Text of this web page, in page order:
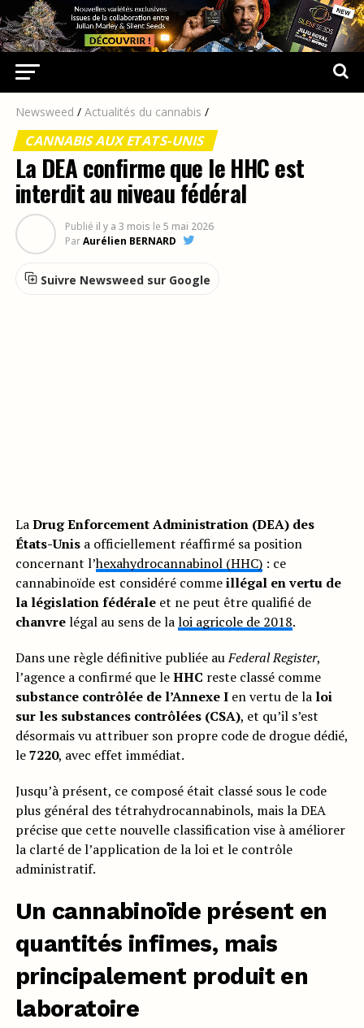
Newsweed / Actualités du cannabis /
CANNABIS AUX ETATS-UNIS
La DEA confirme que le HHC est
interdit au niveau fédéral
Publié il y a 3 mois le 5 mai 2026
ParAurélien BERNARD
Suivre Newsweed sur Google
LaDrug Enforcement Administration (DEA) des
États-Unisa officiellement réaffirmé sa position
concernant l’hexahydrocannabinol (HHC): ce
cannabinoïde est considéré commeillégal en vertu de
la législation fédéraleet ne peut être qualifié de
chanvrelégal au sens de laloi agricole de 2018.
Dans une règle définitive publiée auFederal Register,
l’agence a confirmé que leHHC reste classé comme
substance contrôlée de l’Annexe Ien vertu de la loi
sur les substances contrôlées (CSA), et qu’il s’est
désormais vu attribuer son propre code de drogue dédié,
le7220, avec effet immédiat.
Jusqu’à présent, ce composé était classé sous le code
plus général des tétrahydrocannabinols, mais la DEA
précise que cette nouvelle classification vise à améliorer
la clarté de l’application de la loi et le contrôle
administratif.
Un cannabinoïde présent en
quantités infimes, mais
principalement produit en
laboratoire